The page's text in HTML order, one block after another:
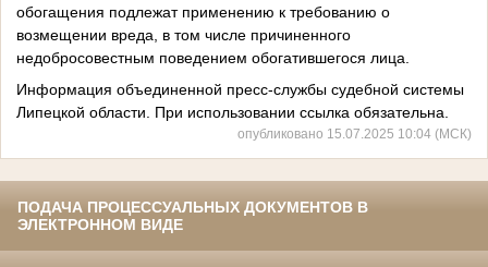
обогащения подлежат применению к требованию о
возмещении вреда, в том числе причиненного
недобросовестным поведением обогатившегося лица.
Информация объединенной пресс-службы судебной системы
Липецкой области. При использовании ссылка обязательна.
опубликовано 15.07.2025 10:04 (МСК)
ПОДАЧА ПРОЦЕССУАЛЬНЫХ ДОКУМЕНТОВ В
ЭЛЕКТРОННОМ ВИДЕ